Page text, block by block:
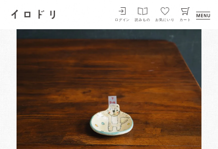
イロドリ
ログイン 読みもの お気にいり カート